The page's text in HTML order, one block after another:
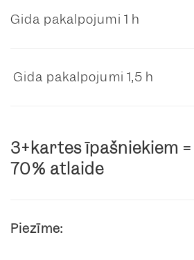
Gida pakalpojumi 1 h
Gida pakalpojumi 1,5 h
3+kartes īpašniekiem =
70% atlaide
Piezīme: